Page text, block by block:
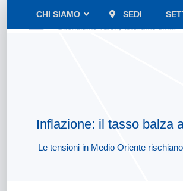
CHI SIAMO SEDI
Inflazione: il tasso balza
Le tensioni in Medio Oriente